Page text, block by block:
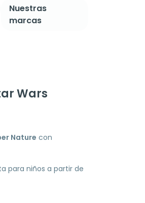
Nuestras
marcas
Wars
Nature con
para niños a partir de